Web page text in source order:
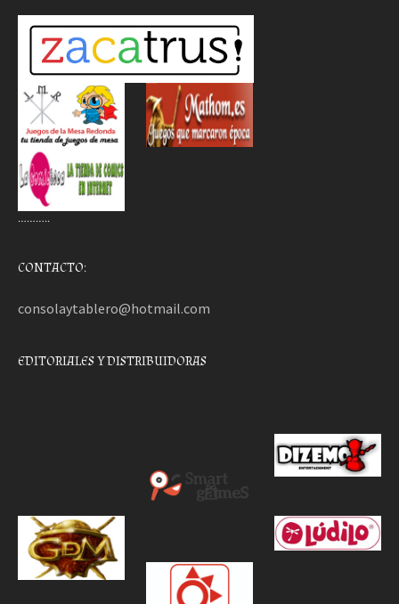
………..
CONTACTO:
consolaytablero@hotmail.com
EDITORIALES Y DISTRIBUIDORAS